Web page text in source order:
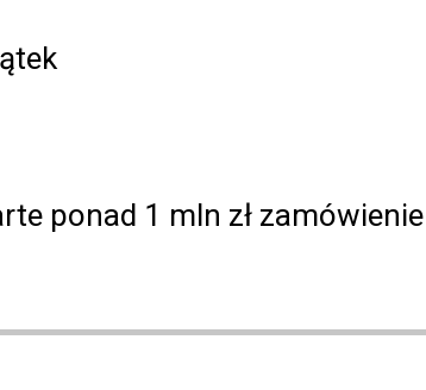
ponad 1 mln zł